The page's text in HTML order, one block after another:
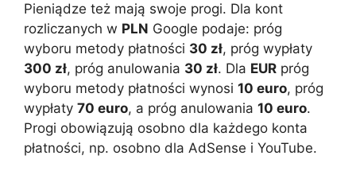
Pieniądze też mają swoje progi. Dla kont
rozliczanych w PLN Google podaje: próg
wyboru metody płatności 30 zł, próg wypłaty
300 zł, próg anulowania 30 zł. Dla EUR próg
wyboru metody płatności wynosi 10 euro, próg
wypłaty 70 euro, a próg anulowania 10 euro.
Progi obowiązują osobno dla każdego konta
płatności, np. osobno dla AdSense i YouTube.